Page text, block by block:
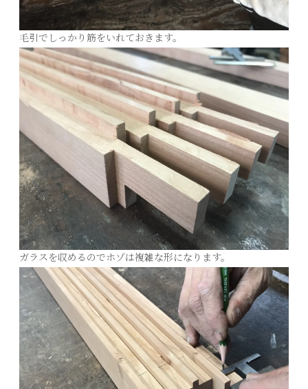
毛引でしっかり筋をいれておきます。
ガラスを収めるのでホゾは複雑な形になります。